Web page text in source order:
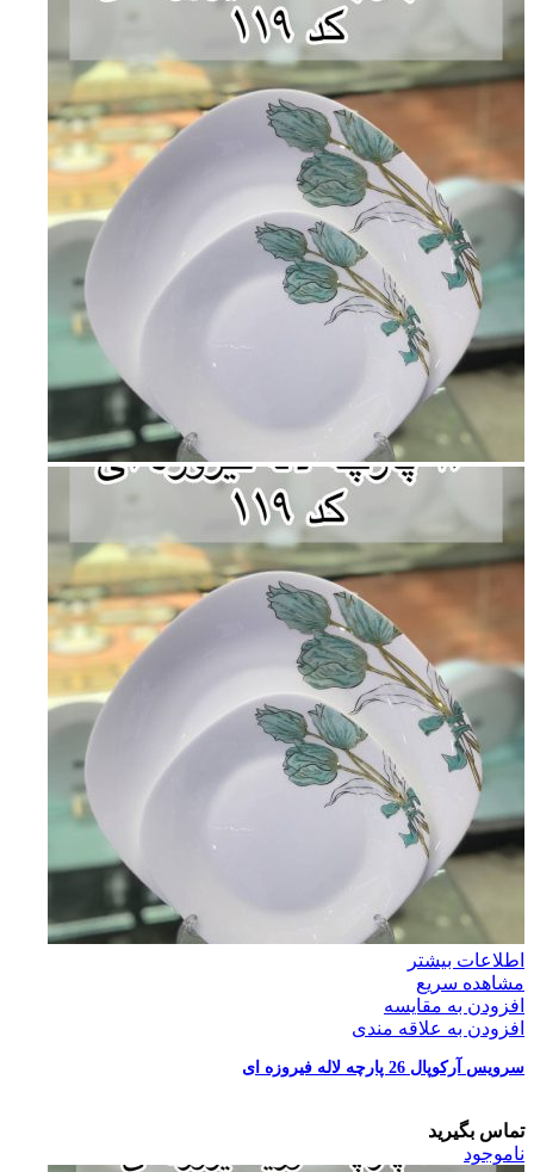
اطلاعات بیشتر
مشاهده سریع
افزودن به مقایسه
افزودن به علاقه مندی
سرویس آرکوپال 26 پارچه لاله فیروزه ای
تماس بگیرید
ناموجود